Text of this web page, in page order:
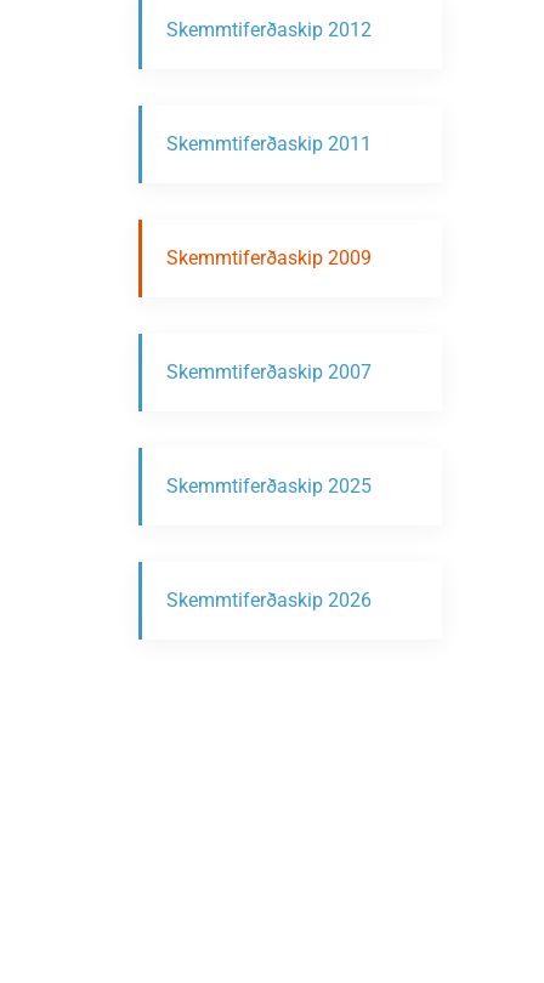
Skemmtiferðaskip 2012
Skemmtiferðaskip 2011
Skemmtiferðaskip 2009
Skemmtiferðaskip 2007
Skemmtiferðaskip 2025
Skemmtiferðaskip 2026